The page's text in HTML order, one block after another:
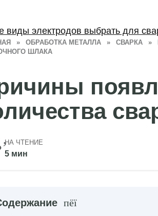
» ОБРАБОТКА МЕТАЛЛА » СВАРКА »
ШЛАКА
НА ЧТЕНИЕ
5 мин
виды электродов выбрать для